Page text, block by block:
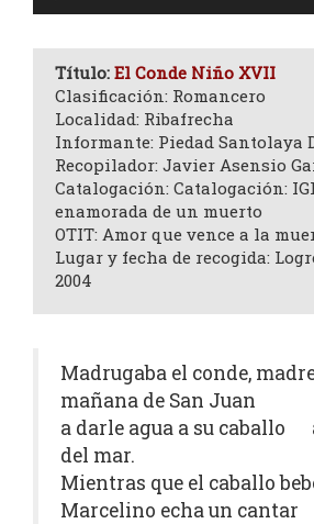
Título: El Conde Niño XVII
Clasificación: Romancero
Localidad: Ribafrecha
Informante: Piedad Santolaya
Recopilador: Javier Asensio
Catalogación: Catalogación:
enamorada de un muerto
OTIT: Amor que vence a la
Lugar y fecha de recogida:
2004
Madrugaba el conde,
mañana de San Juan
a darle agua a su caballo
del mar.
Mientras que el caballo
Marcelino echa un cantar